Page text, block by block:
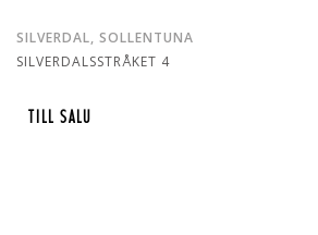
SILVERDAL, SOLLENTUNA
SILVERDALSSTRÅKET 4
TILL SALU